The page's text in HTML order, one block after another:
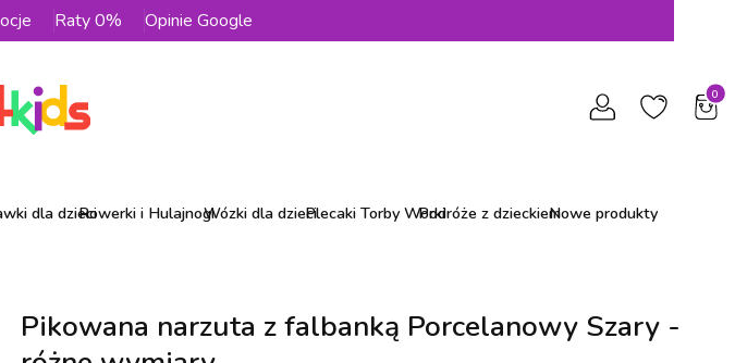
Raty 0% Opinie Google
dla dzieciRowerki i HulajnogiWózki dla dzieciPlecaki Torby WorkiPodróże z dzieckiemNowe produkty
Pikowana narzuta z falbanką Porcelanowy Szary -